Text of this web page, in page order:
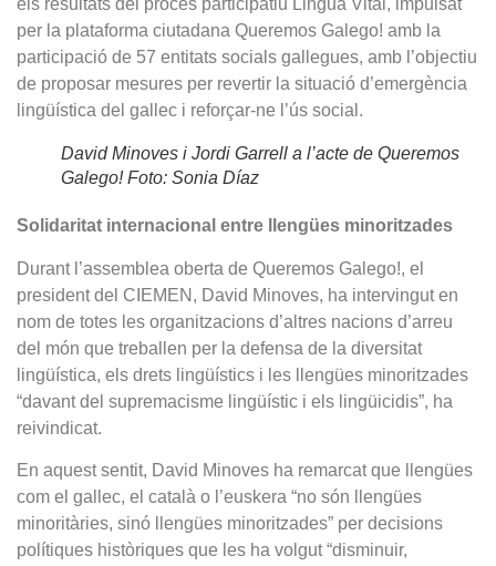
els resultats del procés participatiu Lingua Vital, impulsat
per la plataforma ciutadana Queremos Galego! amb la
participació de 57 entitats socials gallegues, amb l’objectiu
de proposar mesures per revertir la situació d’emergència
lingüística del gallec i reforçar-ne l’ús social.
David Minoves i Jordi Garrell a l’acte de Queremos
Galego! Foto: Sonia Díaz
Solidaritat internacional entre llengües minoritzades
Durant l’assemblea oberta de Queremos Galego!, el
president del CIEMEN, David Minoves, ha intervingut en
nom de totes les organitzacions d’altres nacions d’arreu
del món que treballen per la defensa de la diversitat
lingüística, els drets lingüístics i les llengües minoritzades
“davant del supremacisme lingüístic i els lingüicidis”, ha
reivindicat.
En aquest sentit, David Minoves ha remarcat que llengües
com el gallec, el català o l’euskera “no són llengües
minoritàries, sinó llengües minoritzades” per decisions
polítiques històriques que les ha volgut “disminuir,